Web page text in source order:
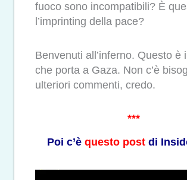
fuoco sono incompatibili? È
l’imprinting della pace?
Benvenuti all’inferno. Questo è
che porta a Gaza. Non c’è
ulteriori commenti, credo.
***
Poi c’è questo post di